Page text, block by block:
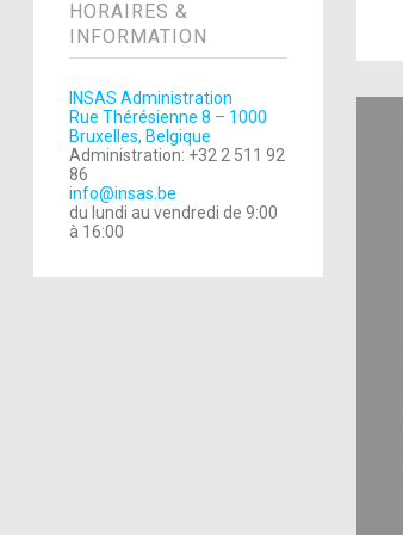
HORAIRES &
INFORMATION
INSAS Administration
Rue Thérésienne 8 – 1000
Bruxelles, Belgique
Administration: +32 2 511 92
86
info@insas.be
du lundi au vendredi de 9:00
à 16:00